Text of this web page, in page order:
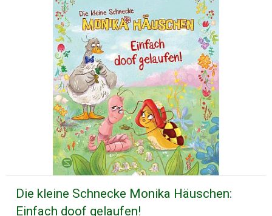
Die kleine Schnecke Monika Häuschen:
Einfach doof gelaufen!